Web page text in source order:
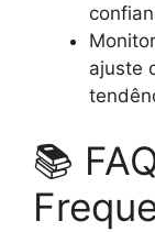
ajuste
📚